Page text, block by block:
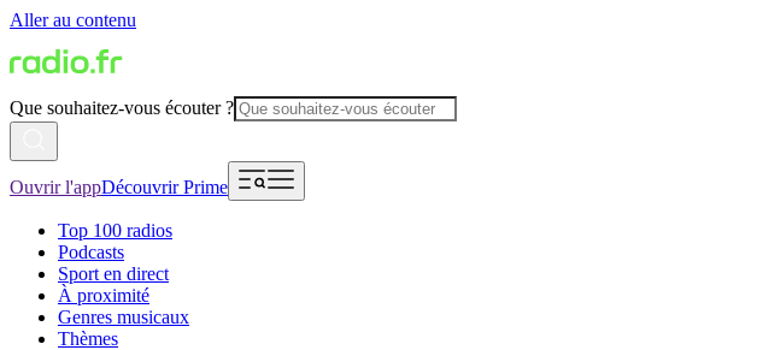
Aller au contenu
Que souhaitez-vous écouter ?
Ouvrir l'appDécouvrir Prime
Top 100 radios
Podcasts
Sport en direct
À proximité
Genres musicaux
Thèmes